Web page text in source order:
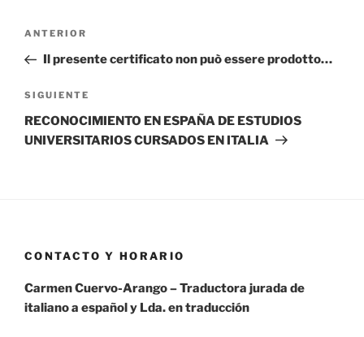
Navegación
entradas
Entrada
anterior:
ANTERIOR
Il presente certificato non può essere prodotto…
Siguiente
entrada
SIGUIENTE
RECONOCIMIENTO EN ESPAÑA DE ESTUDIOS
UNIVERSITARIOS CURSADOS EN ITALIA
CONTACTO Y HORARIO
Carmen Cuervo-Arango – Traductora jurada de
italiano a español y Lda. en traducción